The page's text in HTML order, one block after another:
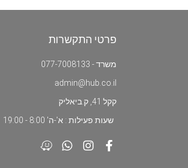
פרטי התקשרות
משרד - 077-7008133
admin@hub.co.il
קקל 41, ק.ביאליק
שעות פעילות : א'-ה' 8:00 - 19:00